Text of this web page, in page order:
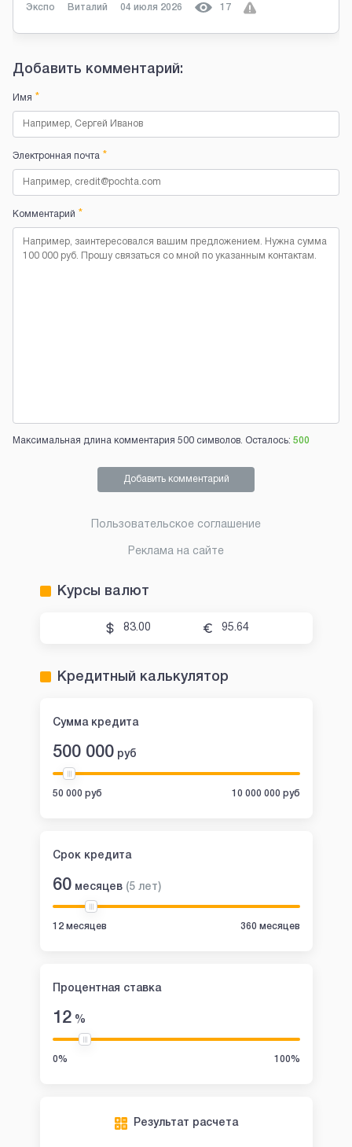
Экспо Виталий 04 июля 2026 17
Добавить комментарий:
Имя *
Электронная почта *
Комментарий *
Максимальная длина комментария 500 символов. Осталось: 500
Добавить комментарий
Пользовательское соглашение
Реклама на сайте
Курсы валют
83.00 95.64
Кредитный калькулятор
Сумма кредита
500 000 руб
50 000 руб 10 000 000 руб
Срок кредита
60 месяцев (5 лет)
12 месяцев 360 месяцев
Процентная ставка
12%
0% 100%
Результат расчета